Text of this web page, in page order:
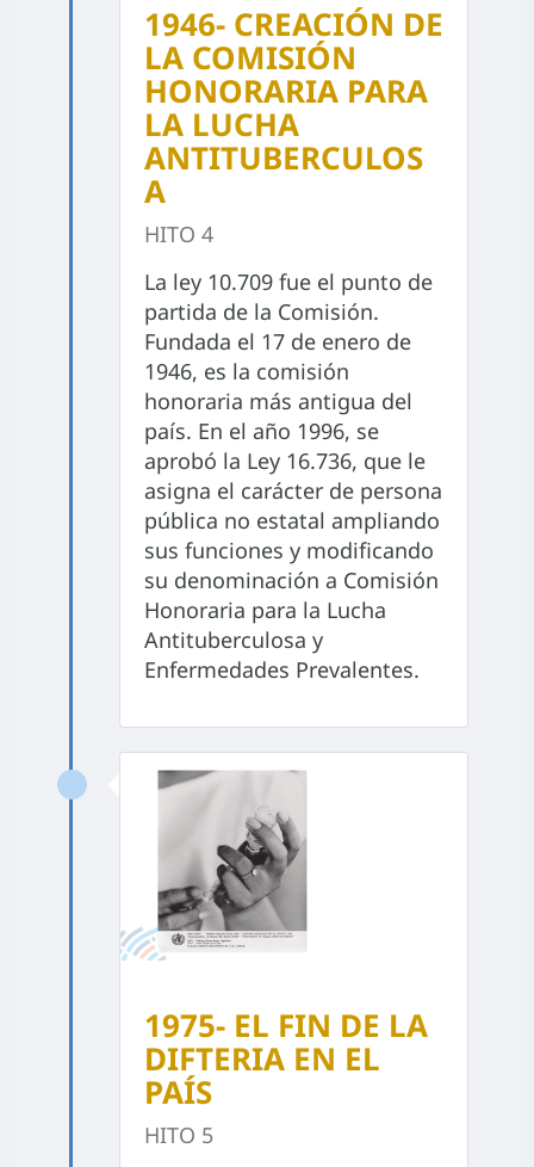
1946- CREACIÓN DE
LA COMISIÓN
HONORARIA PARA
LA LUCHA
ANTITUBERCULOS
A
HITO 4
La ley 10.709 fue el punto de
partida de la Comisión.
Fundada el 17 de enero de
1946, es la comisión
honoraria más antigua del
país. En el año 1996, se
aprobó la Ley 16.736, que le
asigna el carácter de persona
pública no estatal ampliando
sus funciones y modificando
su denominación a Comisión
Honoraria para la Lucha
Antituberculosa y
Enfermedades Prevalentes.
1975- EL FIN DE LA
DIFTERIA EN EL
PAÍS
HITO 5